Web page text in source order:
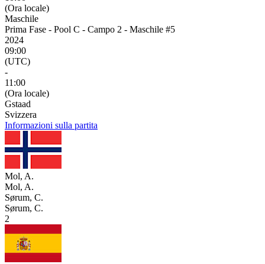
(Ora locale)
Maschile
Prima Fase - Pool C - Campo 2 - Maschile #5
2024
09:00
(UTC)
-
11:00
(Ora locale)
Gstaad
Svizzera
Informazioni sulla partita
Mol, A.
Mol, A.
Sørum, C.
Sørum, C.
2